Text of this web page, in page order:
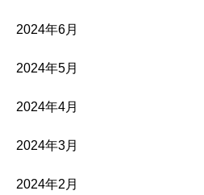
2024年6月
2024年5月
2024年4月
2024年3月
2024年2月